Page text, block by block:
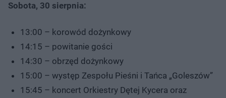
Sobota, 30 sierpnia:
13:00 – korowód dożynkowy
14:15 – powitanie gości
14:30 – obrzęd dożynkowy
15:00 – występ Zespołu Pieśni i Tańca „Goleszów”
15:45 – koncert Orkiestry Dętej Kycera oraz